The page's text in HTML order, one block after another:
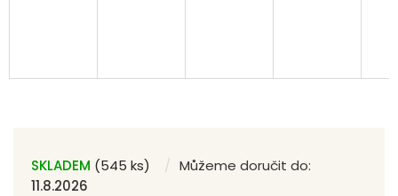
SKLADEM (545 ks)
Můžeme doručit do:
11.8.2026